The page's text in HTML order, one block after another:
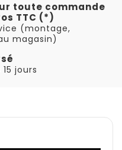
toute commande
TTC (*)
(montage,
magasin)
jours